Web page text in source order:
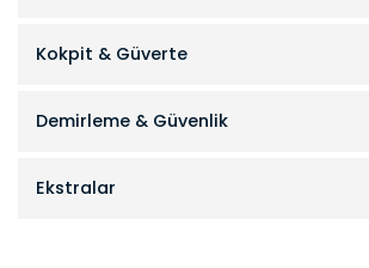
Kokpit & Güverte
Demirleme & Güvenlik
Ekstralar